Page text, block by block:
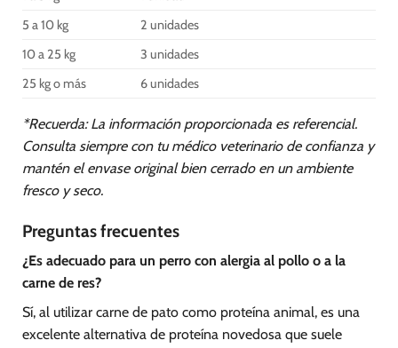
5 a 10 kg
2 unidades
10 a 25 kg
3 unidades
25 kg o más
6 unidades
*Recuerda: La información proporcionada es referencial.
Consulta siempre con tu médico veterinario de confianza y
mantén el envase original bien cerrado en un ambiente
fresco y seco.
Preguntas frecuentes
¿Es adecuado para un perro con alergia al pollo o a la
carne de res?
Sí, al utilizar carne de pato como proteína animal, es una
excelente alternativa de proteína novedosa que suele